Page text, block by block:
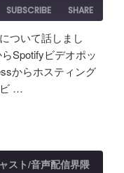
SUBSCRIBE
SHARE
Podcasts
ついて話しまし
Spotifyビデオポッ
からホスティング
ビ …
スト/音声配信界隈